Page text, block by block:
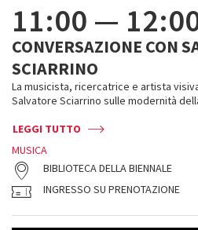
11:00 —
CONVERSAZIONE CON
SCIARRINO
La musicista, ricercatrice e artista
Salvatore Sciarrino sulle modernità
LEGGI TUTTO
MUSICA
BIBLIOTECA DELLA BIENNALE
INGRESSO SU PRENOTAZIONE